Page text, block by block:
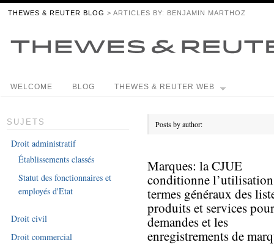
THEWES & REUTER BLOG > ARTICLES BY: BENJAMIN MARTHOZ
WELCOME BLOG THEWES & REUTER WEB
Posts by author:
Marques: la CJUE
conditionne
termes généraux des
produits et services
demandes et les
enregistrements de
SUJETS
Droit administratif
Établissements classés
Statut des fonctionnaires et
employés d'Etat
Droit civil
Droit commercial